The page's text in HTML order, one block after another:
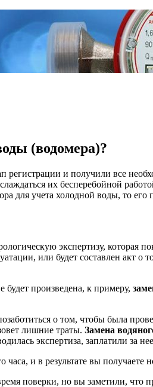
(водомера)?
и получили все
их бесперебойной
для учета холодной воды, то его
экспертизу, которая
или будет составлен акт
произведена, к примеру,
о том, чтобы была
лишние траты. Замена
экспертиза, заплатили за
часа, и в результате вы
поверки, но вы заметили, что